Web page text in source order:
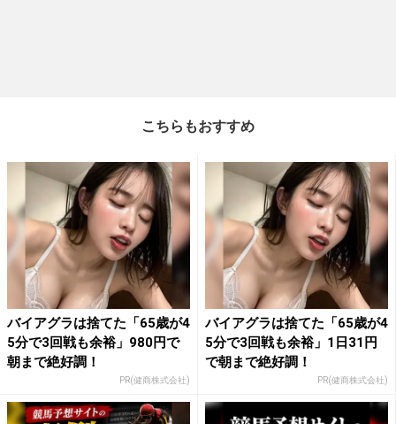
こちらもおすすめ
バイアグラは捨てた「65歳が4
5分で3回戦も余裕」980円で
朝まで絶好調！
PR(健商株式会社)
バイアグラは捨てた「65歳が4
5分で3回戦も余裕」1日31円
で朝まで絶好調！
PR(健商株式会社)